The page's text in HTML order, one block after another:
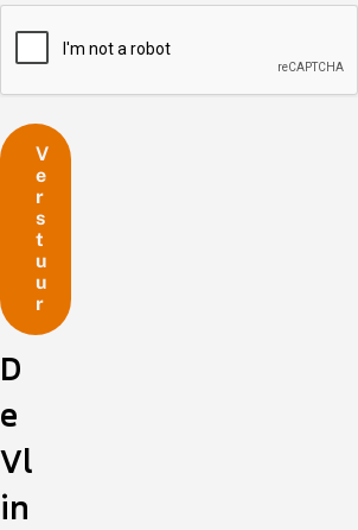
C
C
A
V
e
r
s
t
u
u
r
D
e
Vl
in